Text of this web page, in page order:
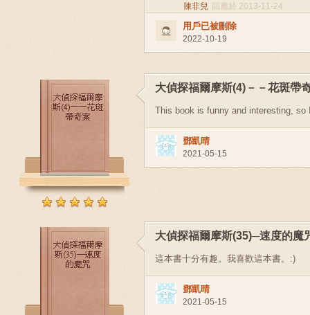
陳非兒 回應於 2013-11-24
用戶已被刪除
2022-10-19
大偵探福爾摩斯(4)－－花斑帶
This book is funny and interesting, so
鄧凱晴
2021-05-15
大偵探福爾摩斯(35)─速度的魔
這本書十分有趣。我喜歡這本書。:)
鄧凱晴
2021-05-15